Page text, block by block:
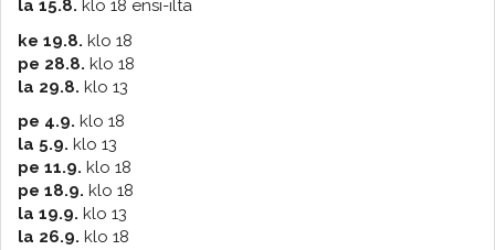
la 15.8. klo 18 ensi-ilta
ke 19.8. klo 18
pe 28.8. klo 18
la 29.8. klo 13
pe 4.9. klo 18
la 5.9. klo 13
pe 11.9. klo 18
pe 18.9. klo 18
la 19.9. klo 13
la 26.9. klo 18